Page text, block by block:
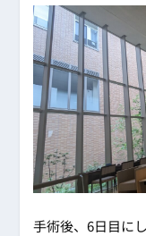
手術後、6日目に